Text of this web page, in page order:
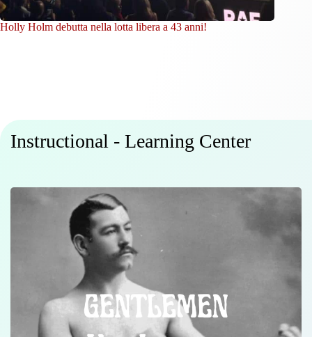
Holly Holm debutta nella lotta libera a 43 anni!
Instructional - Learning Center